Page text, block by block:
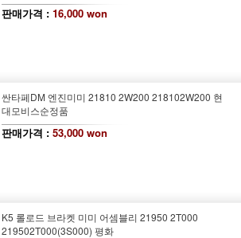
판매가격 : 16,000 won
싼타페DM 엔진미미 21810 2W200 218102W200 현
대모비스순정품
판매가격 : 53,000 won
K5 롤로드 브라켓 미미 어셈블리 21950 2T000
219502T000(3S000) 평화